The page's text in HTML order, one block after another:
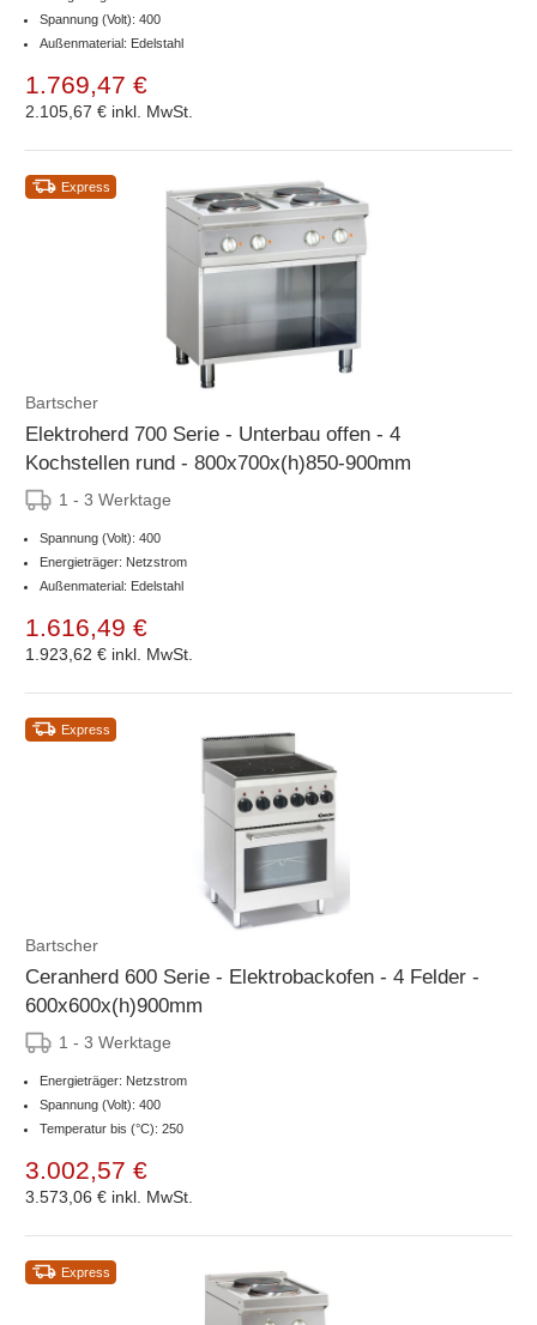
Spannung (Volt): 400
Außenmaterial: Edelstahl
1.769,47 €
2.105,67 € inkl. MwSt.
Express
Bartscher
Elektroherd 700 Serie - Unterbau offen - 4
Kochstellen rund - 800x700x(h)850-900mm
1 - 3 Werktage
Spannung (Volt): 400
Energieträger: Netzstrom
Außenmaterial: Edelstahl
1.616,49 €
1.923,62 € inkl. MwSt.
Express
Bartscher
Ceranherd 600 Serie - Elektrobackofen - 4 Felder -
600x600x(h)900mm
1 - 3 Werktage
Energieträger: Netzstrom
Spannung (Volt): 400
Temperatur bis (°C): 250
3.002,57 €
3.573,06 € inkl. MwSt.
Express